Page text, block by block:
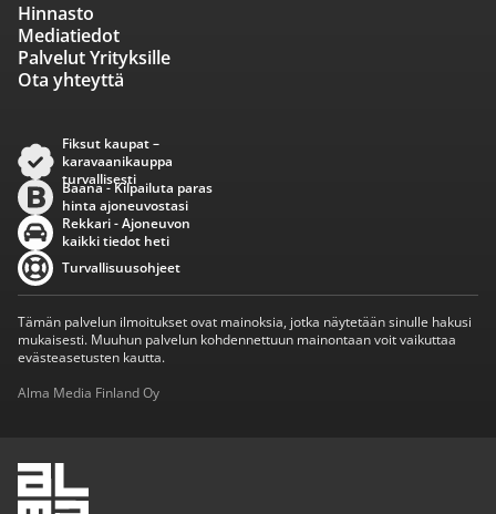
Hinnasto
Mediatiedot
Palvelut Yrityksille
Ota yhteyttä
Fiksut kaupat –
karavaanikauppa
turvallisesti
Baana - Kilpailuta paras
hinta ajoneuvostasi
Rekkari - Ajoneuvon
kaikki tiedot heti
Turvallisuusohjeet
Tämän palvelun ilmoitukset ovat mainoksia, jotka näytetään sinulle hakusi
mukaisesti. Muuhun palvelun kohdennettuun mainontaan voit vaikuttaa
evästeasetusten kautta.
Alma Media Finland Oy